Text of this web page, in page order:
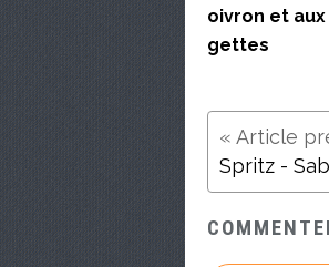
oivron et
gettes